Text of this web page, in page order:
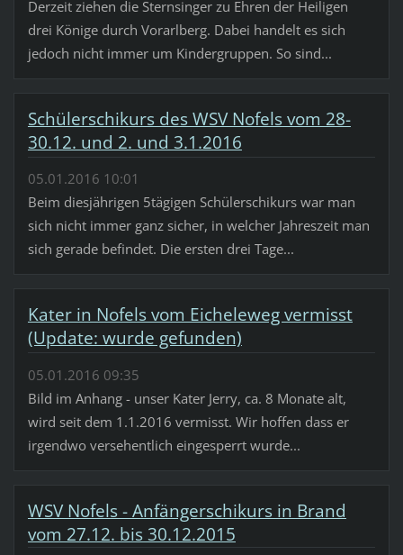
Derzeit ziehen die Sternsinger zu Ehren der Heiligen
drei Könige durch Vorarlberg. Dabei handelt es sich
jedoch nicht immer um Kindergruppen. So sind...
Schülerschikurs des WSV Nofels vom 28-
30.12. und 2. und 3.1.2016
05.01.2016 10:01
Beim diesjährigen 5tägigen Schülerschikurs war man
sich nicht immer ganz sicher, in welcher Jahreszeit man
sich gerade befindet. Die ersten drei Tage...
Kater in Nofels vom Eicheleweg vermisst
(Update: wurde gefunden)
05.01.2016 09:35
Bild im Anhang - unser Kater Jerry, ca. 8 Monate alt,
wird seit dem 1.1.2016 vermisst. Wir hoffen dass er
irgendwo versehentlich eingesperrt wurde...
WSV Nofels - Anfängerschikurs in Brand
vom 27.12. bis 30.12.2015